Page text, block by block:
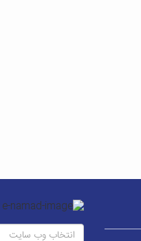
انتخاب وب سایت